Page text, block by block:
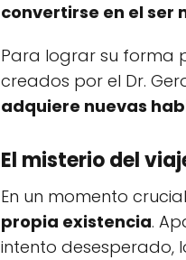
convertirse en el ser
Para lograr su forma
creados por el Dr.
adquiere nuevas
El misterio del
En un momento
propia existencia.
intento desesperado,